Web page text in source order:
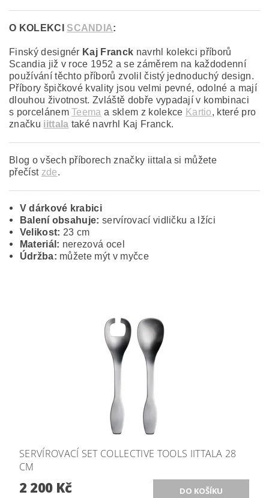
O KOLEKCI SCANDIA:
Finský designér Kaj Franck navrhl kolekci příborů
Scandia již v roce 1952 a se záměrem na každodenní
používání těchto příborů zvolil čistý jednoduchý design.
Příbory špičkové kvality jsou velmi pevné, odolné a mají
dlouhou životnost. Zvláště dobře vypadají v kombinaci
s porcelánemTeema a sklem z kolekce Kartio, které pro
značku iittala také navrhl Kaj Franck.
Blog o všech příborech značky iittala si můžete
přečíst zde.
V dárkové krabici
Balení obsahuje:servírovací vidličku a lžíci
Velikost: 23 cm
Materiál: nerezová ocel
Údržba: můžete mýt v myčce
SERVÍROVACÍ SET COLLECTIVE TOOLS IITTALA 28
CM
2 200 Kč